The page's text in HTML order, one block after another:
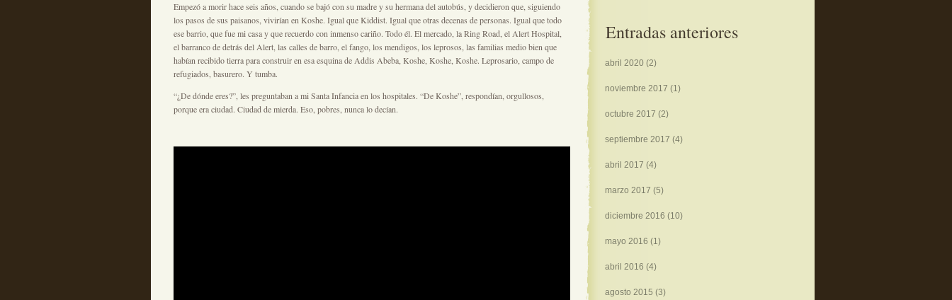
Empezó a morir hace seis años, cuando se bajó con su madre y su hermana del autobús, y decidieron que, siguiendo
los pasos de sus paisanos, vivirían en Koshe. Igual que Kiddist. Igual que otras decenas de personas. Igual que todo
ese barrio, que fue mi casa y que recuerdo con inmenso cariño. Todo él. El mercado, la Ring Road, el Alert Hospital,
el barranco de detrás del Alert, las calles de barro, el fango, los mendigos, los leprosos, las familias medio bien que
habían recibido tierra para construir en esa esquina de Addis Abeba, Koshe, Koshe, Koshe. Leprosario, campo de
refugiados, basurero. Y tumba.
“¿De dónde eres?”, les preguntaban a mi Santa Infancia en los hospitales. “De Koshe”, respondían, orgullosos,
porque era ciudad. Ciudad de mierda. Eso, pobres, nunca lo decían.
Entradas anteriores
abril 2020 (2)
noviembre 2017 (1)
octubre 2017 (2)
septiembre 2017 (4)
abril 2017 (4)
marzo 2017 (5)
diciembre 2016 (10)
mayo 2016 (1)
abril 2016 (4)
agosto 2015 (3)